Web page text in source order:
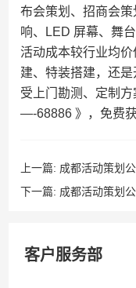
布会策划、招商会
响、LED 屏幕、舞
活动成本较行业均
建、特装搭建，还
受上门勘测、定制
—-68886 》，免费
上一篇: 成都活动策划
综合服务｜专业灯光音
下一篇: 成都活动策划
客户服务部